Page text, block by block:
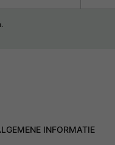
INFORMATIE